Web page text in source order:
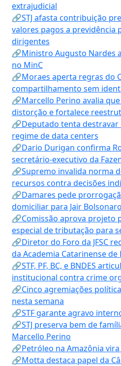
extrajudicial
🔗STJ afasta contribuição
valores pagos a previdência
dirigentes
🔗Ministro Augusto Nardes
no MinC
🔗Moraes aperta regras do
compartilhamento sem
🔗Marcello Perino avalia
distorção e fortalece
🔗Deputado tenta destravar
regime de data centers
🔗Dario Durigan confirma
secretário-executivo da
🔗Supremo invalida norma
recursos contra decisões
🔗Damares pede
domiciliar para Jair Bolsonaro
🔗Comissão aprova projeto
especial de tributação para
🔗Diretor do Foro da JFSC
da Academia Catarinense de
🔗STF, PF, BC, e BNDES
institucional contra crime
🔗Cinco agremiações
nesta semana
🔗STF garante agravo
🔗STJ preserva bem de
Marcello Perino
🔗Petróleo na Amazônia
🔗Motta destaca papel da